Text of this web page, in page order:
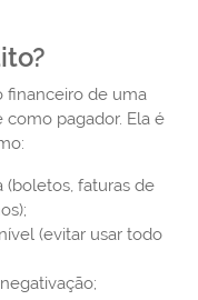
financeiro de uma
como pagador. Ela é
(boletos, faturas de
(evitar usar todo